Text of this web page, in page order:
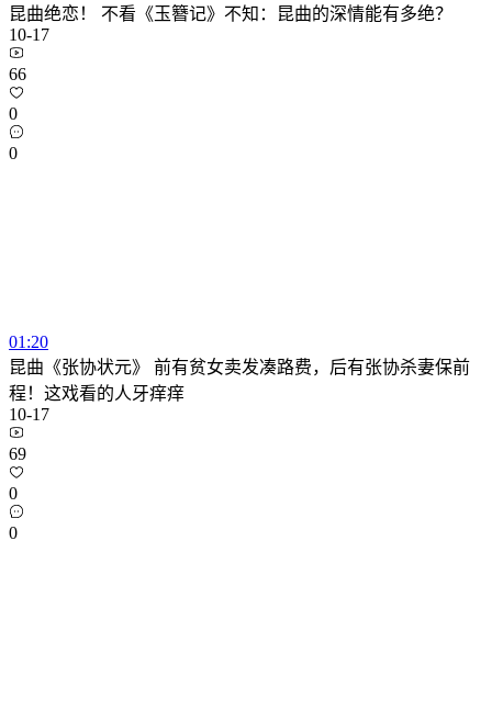
昆曲绝恋！ 不看《玉簪记》不知：昆曲的深情能有多绝？
10-17
66
0
0
01:20
昆曲《张协状元》 前有贫女卖发凑路费，后有张协杀妻保前
程！这戏看的人牙痒痒
10-17
69
0
0